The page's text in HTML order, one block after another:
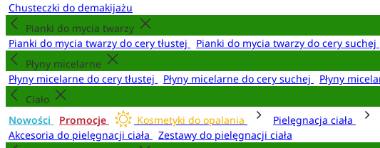
Chusteczki do demakijażu
Pianki do mycia twarzy
Pianki do mycia twarzy do cery tłustej
Pianki do mycia twarzy do cery suchej
Płyny micelarne
Płyny micelarne do cery tłustej
Płyny micelarne do cery suchej
Płyny
Ciało
Nowości
Promocje Kosmetyki do opalania Pielęgnacja ciała
Akcesoria do pielęgnacji ciała
Zestawy do pielęgnacji ciała